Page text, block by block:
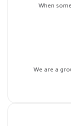
When
We are a